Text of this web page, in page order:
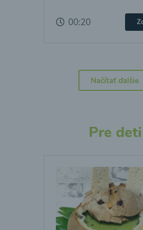
00:20
Načítať ďalšie
Pre deti